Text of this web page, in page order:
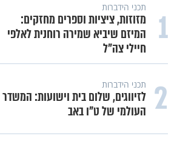
1 תכני הידברות
מזוזות, ציציות וספרים מחזקים:
המיזם שיביא שמירה רוחנית לאלפי
חיילי צה"ל
2 תכני הידברות
לזיווגים, שלום בית וישועות: המשדר
העולמי של ט"ו באב